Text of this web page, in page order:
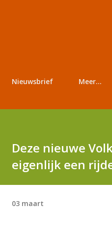
Nieuwsbrief Meer…
Deze nieuwe
eigenlijk een
03 maart